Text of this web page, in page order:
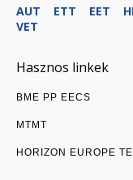
AUT ETT EET
VET
Hasznos linkek
BME PP EECS
MTMT
HORIZON EUROPE